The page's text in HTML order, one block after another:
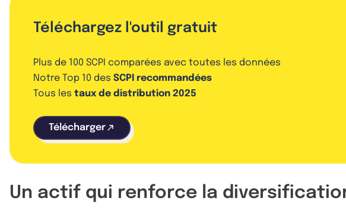
Téléchargez l'outil gratuit
Plus de 100 SCPI comparées avec toutes les données
Notre Top 10 des SCPI recommandées
Tous les taux de distribution 2025
Télécharger
Un actif qui renforce la